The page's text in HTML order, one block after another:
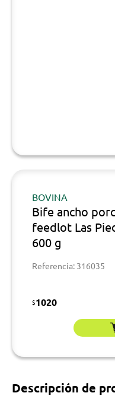
BOVINA
Bife ancho
feedlot Las
600 g
Referencia: 316035
$1020
Descripción de